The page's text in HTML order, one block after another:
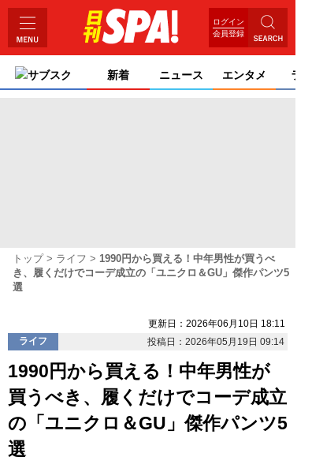
ログイン
会員登録
サブスク 新着 ニュース エンタメ ライ
トップ ライフ
1990円から買える！中年男性が買うべ
き、履くだけでコーデ成立の「ユニクロ＆GU」傑作パンツ5
選
更新日：2026年06月10日 18:11
ライフ
投稿日：2026年05月19日 09:14
1990円から買える！中年男性が
買うべき、履くだけでコーデ成立
の「ユニクロ＆GU」傑作パンツ5
選